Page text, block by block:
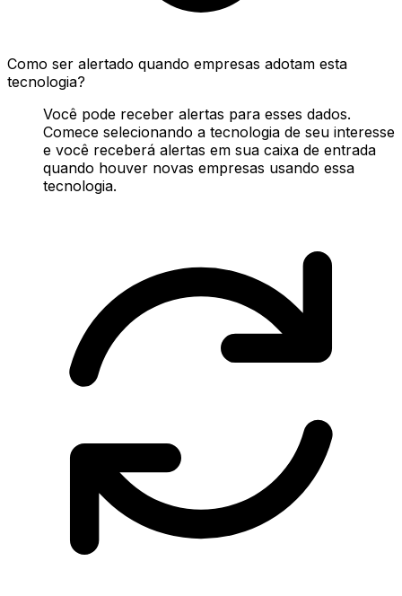
Como ser alertado quando empresas adotam esta
tecnologia?
Você pode receber alertas para esses dados.
Comece selecionando a tecnologia de seu interesse
e você receberá alertas em sua caixa de entrada
quando houver novas empresas usando essa
tecnologia.